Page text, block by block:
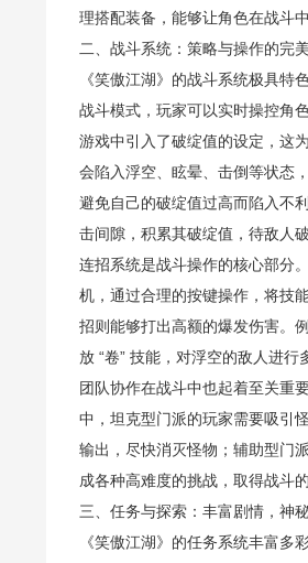
理搭配装备，能够让角色在战斗
二、战斗系统：策略与操作的完
《笑傲江湖》的战斗系统极具
战斗模式，玩家可以实时操控角
游戏中引入了破绽值的设定，这
会陷入浮空、眩晕、击倒等状态
避免自己的破绽值过高而陷入不
击间隙，积累其破绽值，待敌人
连招系统是战斗操作的核心部分
机，通过合理的按键操作，将技
招则能够打出高额的爆发伤害。
放 “卷” 技能，对浮空的敌人进
团队协作在战斗中也起着至关重
中，坦克型门派的玩家需要吸引
输出，尽快消灭怪物；辅助型门
成各种高难度的挑战，取得战斗的
三、任务与探索：丰富剧情，神
《笑傲江湖》的任务系统丰富